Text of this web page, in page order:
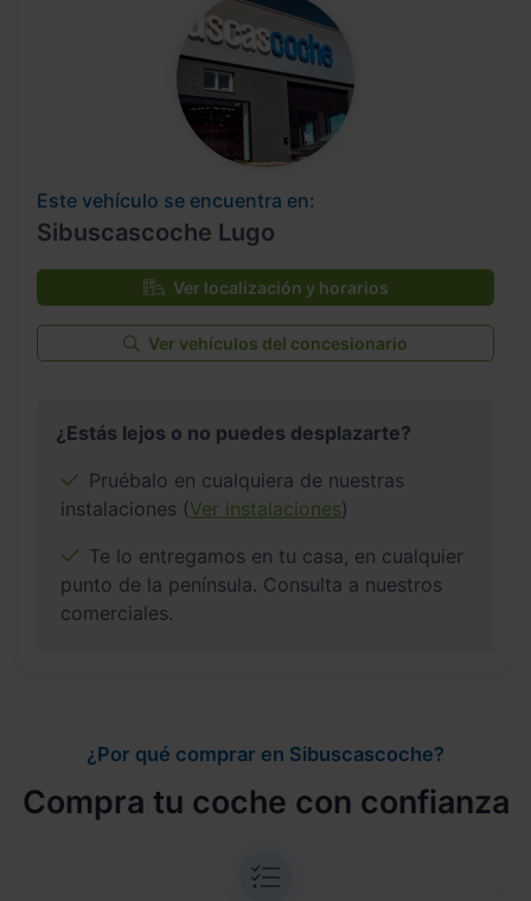
Este vehículo se encuentra en:
Sibuscascoche Lugo
Ver localización y horarios
Ver vehículos del concesionario
¿Estás lejos o no puedes desplazarte?
Pruébalo en cualquiera de nuestras
instalaciones (Ver instalaciones)
Te lo entregamos en tu casa, en cualquier
punto de la península. Consulta a nuestros
comerciales.
¿Por qué comprar en Sibuscascoche?
Compra tu coche con confianza